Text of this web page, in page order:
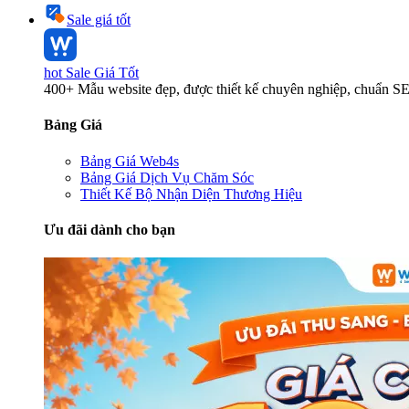
Sale giá tốt
hot Sale Giá Tốt
400+ Mẫu website đẹp, được thiết kế chuyên nghiệp, chuẩn
Bảng Giá
Bảng Giá Web4s
Bảng Giá Dịch Vụ Chăm Sóc
Thiết Kế Bộ Nhận Diện Thương Hiệu
Ưu đãi dành cho bạn